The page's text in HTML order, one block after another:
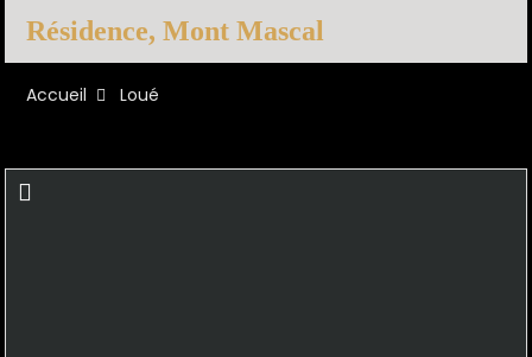
Résidence, Mont Mascal
Accueil Loué